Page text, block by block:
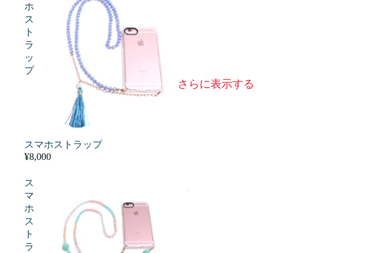
さらに表示する
ホ
ス
ト
ラ
ッ
プ
スマホストラップ
¥8,000
ス
マ
ホ
ス
ト
ラ